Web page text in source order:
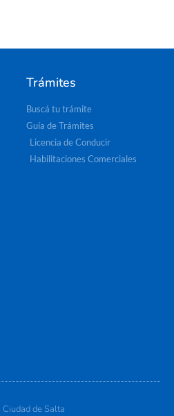
Trámites
Buscá tu trámite
Guía de Trámites
Licencia de Conducir
Habilitaciones Comerciales
de Salta